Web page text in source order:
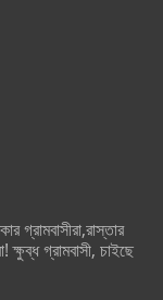
গ্রামবাসীরা,রাস্তার
গ্রামবাসী, চাইছে